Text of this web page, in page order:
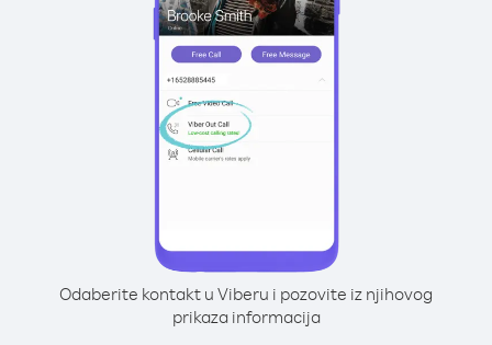
Odaberite kontakt u Viberu i pozovite iz njihovog
prikaza informacija